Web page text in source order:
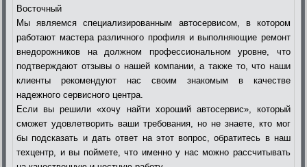
Восточный
Мы являемся специализированным автосервисом, в котором
работают мастера различного профиля и выполняющие ремонт
внедорожников на должном профессиональном уровне, что
подтверждают отзывы о нашей компании, а также то, что наши
клиенты рекомендуют нас своим знакомым в качестве
надежного сервисного центра.
Если вы решили «хочу найти хороший автосервис», который
сможет удовлетворить ваши требования, но не знаете, кто мог
бы подсказать и дать ответ на этот вопрос, обратитесь в наш
техцентр, и вы поймете, что именно у нас можно рассчитывать